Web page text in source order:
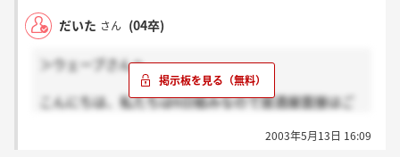
いという旨を伝えました。
いくつか出てきました。
1：お給料や具体的な福利厚生
2：休日について
ら、土日休みじゃなかったら3年後には社内以外の友
だいた さん (04卒)
＞ウェーブさんへ
こんにちは、私たちは6日組みなので居酒屋面接はご
接で一緒になった方かもしれませんね。2003年5月13日 16:09